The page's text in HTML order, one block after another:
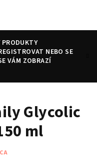
NEBO SE
VÁM ZOBRAZÍ
HledatPřihlášeníNákupní
košík
Glycolic
ml